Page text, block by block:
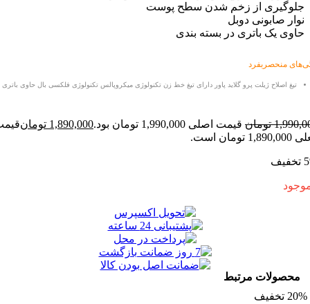
از زخم شدن سطح پوست
صابونی دوبل
یک باتری در بسته بندی
اصلاح ژیلت پرو گلاید پاوردارای تیغ خط زن تکنولوژی میکروپالس تکنولوژی فلکسی بال حاوی باتری
تومان قیمت اصلی 1,990,000 تومان بود. 1,890,000 تومانقیمت
مرتبط